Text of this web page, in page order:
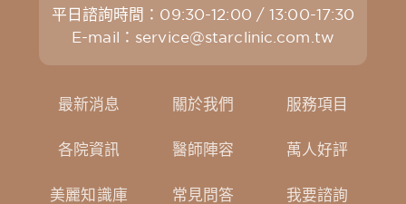
平日諮詢時間：09:30-12:00 / 13:00-17:30
E-mail： service@starclinic.com.tw
最新消息 關於我們 服務項目
各院資訊 醫師陣容 萬人好評
美麗知識庫 常見問答 我要諮詢